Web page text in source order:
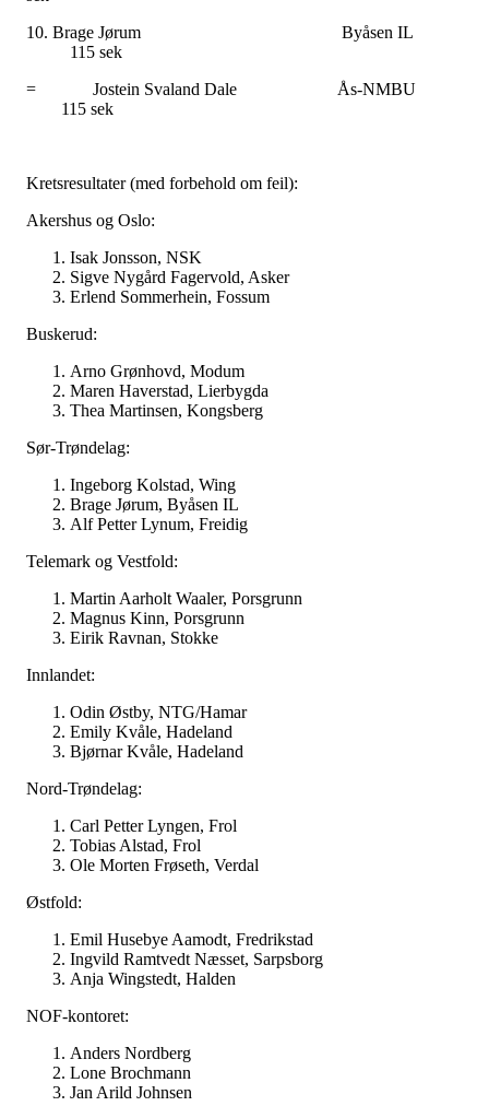
10. Brage Jørum Byåsen
115 sek
= Jostein Svaland Dale Ås-
115 sek
Kretsresultater (med forbehold om feil):
Akershus og Oslo:
Isak Jonsson, NSK
Sigve Nygård Fagervold, Asker
Erlend Sommerhein, Fossum
Buskerud:
Arno Grønhovd, Modum
Maren Haverstad, Lierbygda
Thea Martinsen, Kongsberg
Sør-Trøndelag:
Ingeborg Kolstad, Wing
Brage Jørum, Byåsen IL
Alf Petter Lynum, Freidig
Telemark og Vestfold:
Martin Aarholt Waaler, Porsgrunn
Magnus Kinn, Porsgrunn
Eirik Ravnan, Stokke
Innlandet:
Odin Østby, NTG/Hamar
Emily Kvåle, Hadeland
Bjørnar Kvåle, Hadeland
Nord-Trøndelag:
Carl Petter Lyngen, Frol
Tobias Alstad, Frol
Ole Morten Frøseth, Verdal
Østfold:
Emil Husebye Aamodt, Fredrikstad
Ingvild Ramtvedt Næsset, Sarpsborg
Anja Wingstedt, Halden
NOF-kontoret:
Anders Nordberg
Lone Brochmann
Jan Arild Johnsen